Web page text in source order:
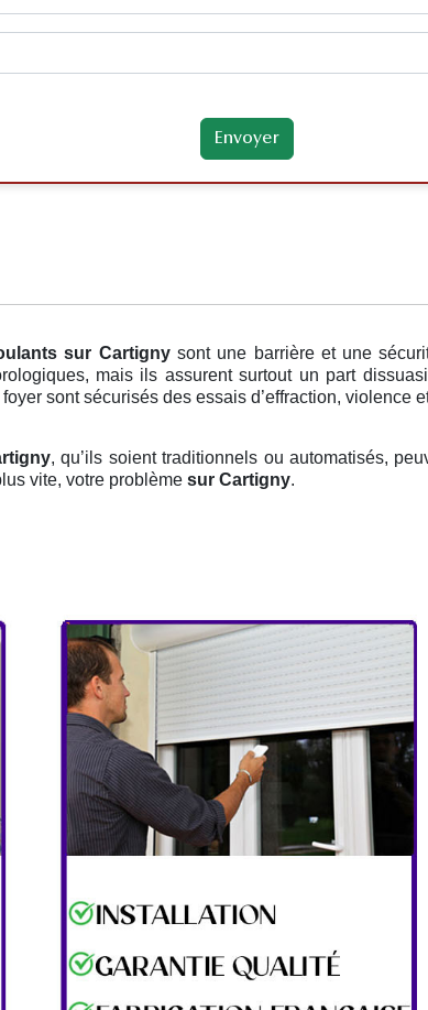
sur Cartignysont une barrière et une
mais ils assurent surtout un part
sont sécurisés des essais d’effraction, violence
, qu’ils soient traditionnels ou automatisés,
vite, votre problème sur Cartigny.